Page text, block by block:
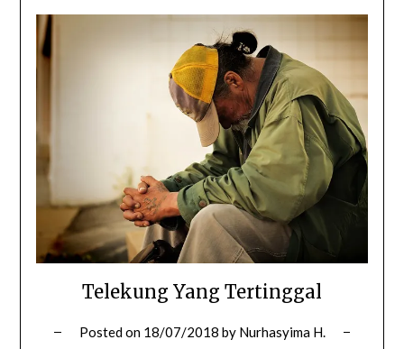
Telekung Yang Tertinggal
Posted on 18/07/2018 by Nurhasyima H.